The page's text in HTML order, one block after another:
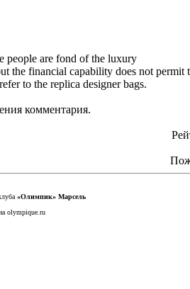
people are fond of the luxury
the financial capability does not
to the replica designer bags.
комментария.
«Олимпик» Марсель
olympique.ru